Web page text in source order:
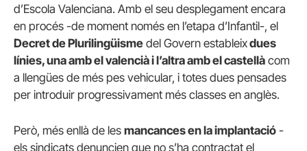
d’Escola Valenciana. Amb el seu desplegament encara
en procés -de moment només en l’etapa d’Infantil-, el
Decret de Plurilingüisme del Govern estableixdues
línies, una amb el valencià i l’altra amb el castellà com
a llengües de més pes vehicular, i totes dues pensades
per introduir progressivament més classes en anglès.
Però, més enllà de les mancances en la implantació -
els sindicats denuncien que no s’ha contractat el